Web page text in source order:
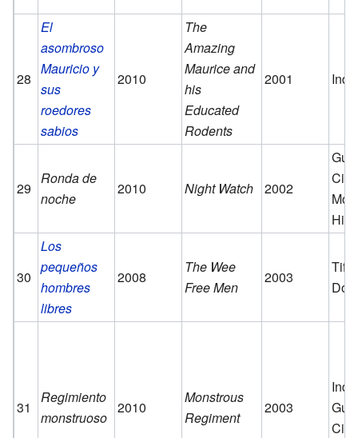
28
El
asombroso
Mauricio y
sus
roedores
sabios
2010
The
Amazing
Maurice and
his
Educated
Rodents
2001
29
Ronda de
noche
2010 Night Watch 2002
30
Los
pequeños
hombres
libres
2008
The Wee
Free Men
2003
31
Regimiento
monstruoso
2010
Monstrous
Regiment
2003